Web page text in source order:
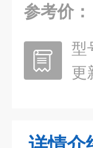
参考价：
型
更